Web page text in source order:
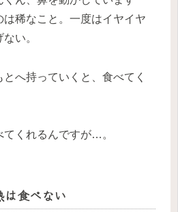
稀なこと。一度はイヤイヤ
い。
へ持っていくと、食べてく
くれるんですが…。
は食べない